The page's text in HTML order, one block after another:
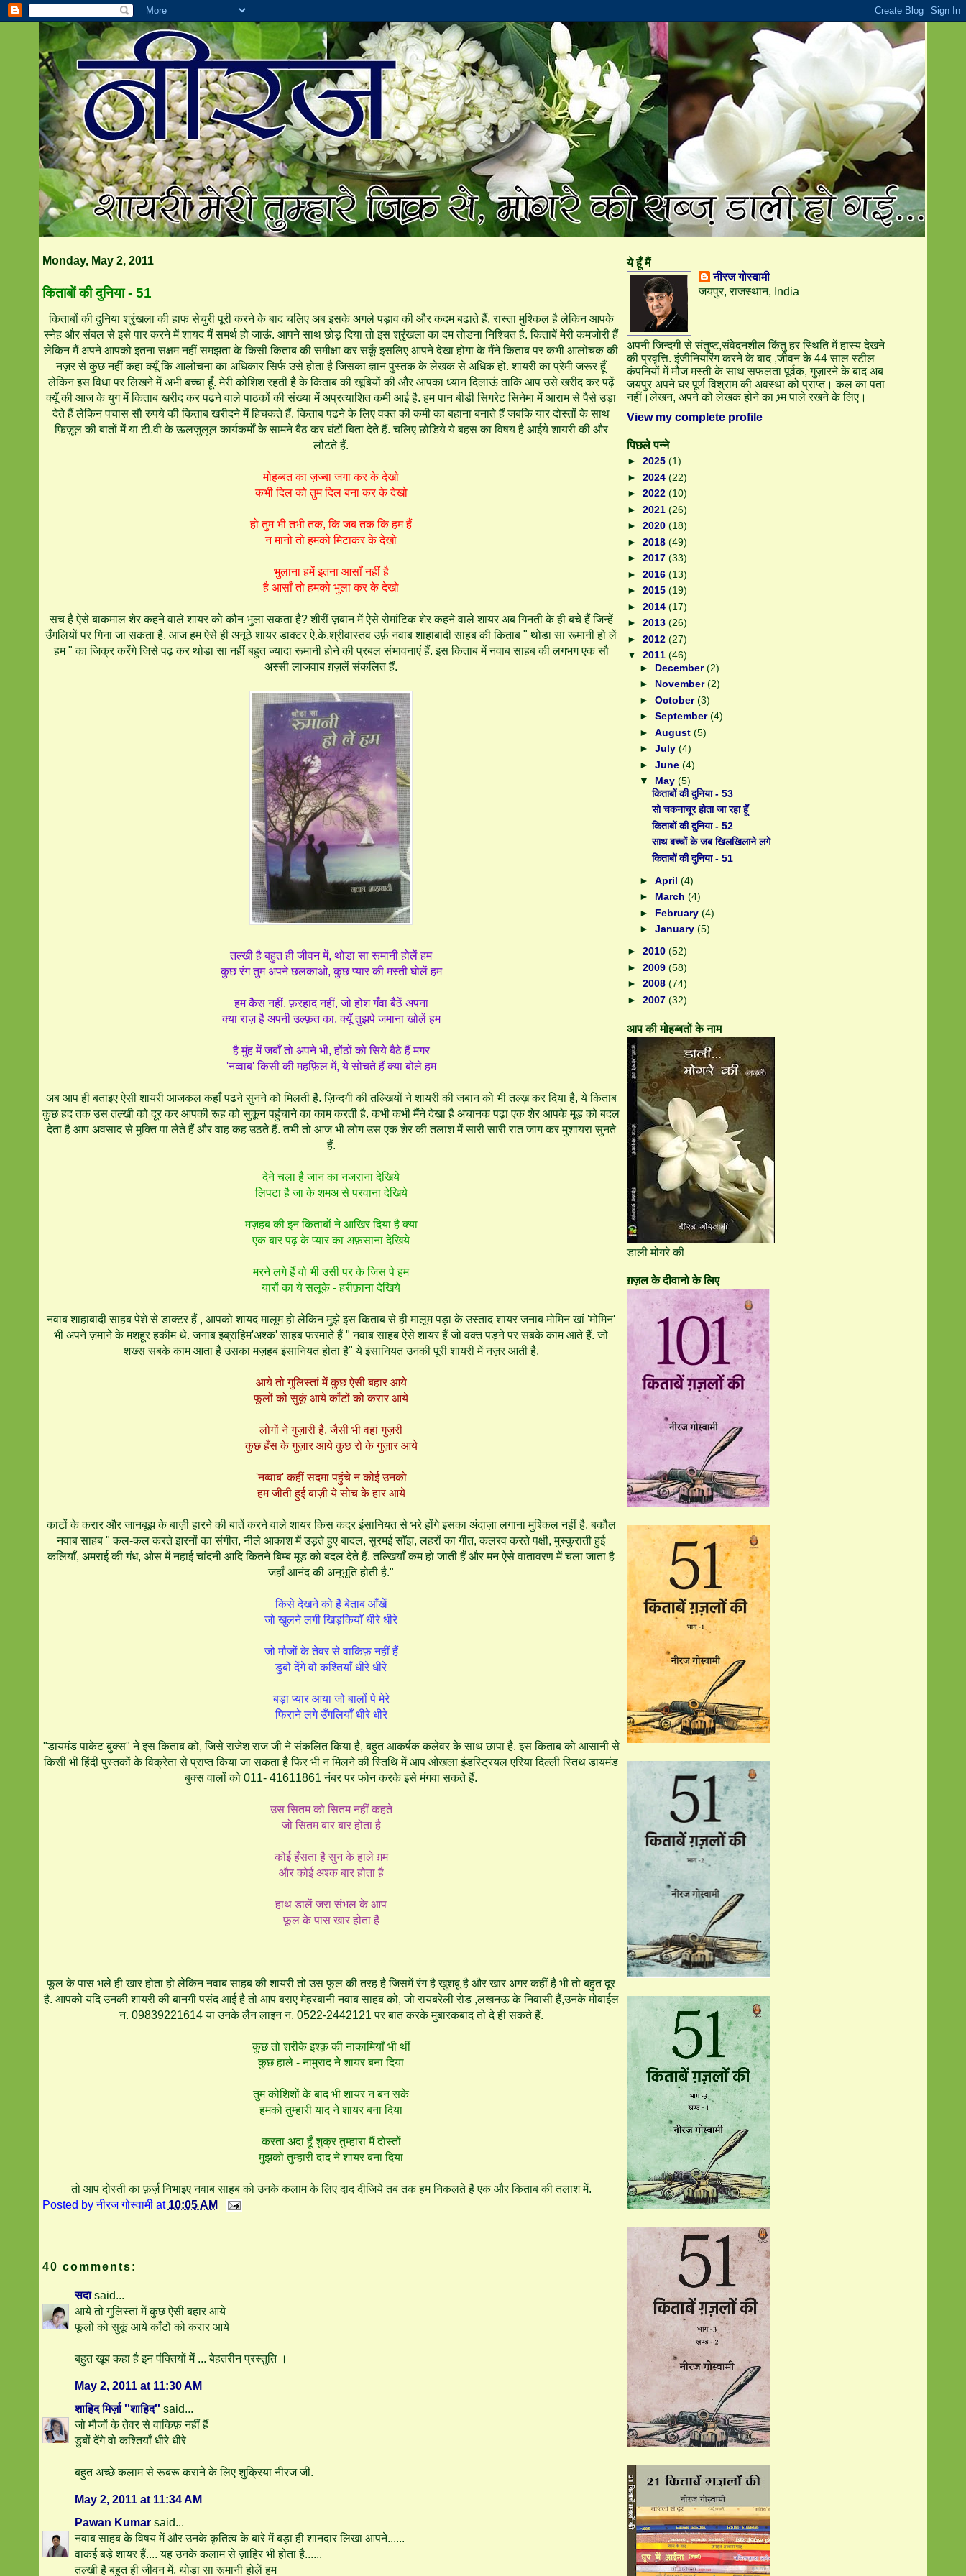
Monday, May 2, 2011
किताबों की दुनिया - 51
किताबों की दुनिया श्रृंखला की हाफ सेचुरी पूरी करने के बाद चलिए अब इसके अगले पड़ाव की और कदम बढाते हैं. रास्ता मुश्किल है लेकिन आपके
स्नेह और संबल से इसे पार करने में शायद मैं समर्थ हो जाऊं. आपने साथ छोड़ दिया तो इस श्रृंखला का दम तोडना निश्चित है. किताबें मेरी कमजोरी हैं
लेकिन मैं अपने आपको इतना सक्षम नहीं समझता के किसी किताब की समीक्षा कर सकूँ इसलिए आपने देखा होगा के मैंने किताब पर कभी आलोचक की
नज़र से कुछ नहीं कहा क्यूँ कि आलोचना का अधिकार सिर्फ उसे होता है जिसका ज्ञान पुस्तक के लेखक से अधिक हो. शायरी का प्रेमी जरूर हूँ
लेकिन इस विधा पर लिखने में अभी बच्चा हूँ. मेरी कोशिश रहती है के किताब की खूबियों की और आपका ध्यान दिलाऊं ताकि आप उसे खरीद कर पढ़ें
क्यूँ की आज के युग में किताब खरीद कर पढने वाले पाठकों की संख्या में अप्रत्याशित कमी आई है. हम पान बीडी सिगरेट सिनेमा में आराम से पैसे उड़ा
देते हैं लेकिन पचास सौ रुपये की किताब खरीदने में हिचकते हैं. किताब पढने के लिए वक्त की कमी का बहाना बनाते हैं जबकि यार दोस्तों के साथ
फ़िज़ूल की बातों में या टी.वी के ऊलजुलूल कार्यकर्मों के सामने बैठ कर घंटों बिता देते हैं. चलिए छोडिये ये बहस का विषय है आईये शायरी की और
लौटते हैं.
मोहब्बत का ज़ज्बा जगा कर के देखो
कभी दिल को तुम दिल बना कर के देखो
हो तुम भी तभी तक, कि जब तक कि हम हैं
न मानो तो हमको मिटाकर के देखो
भुलाना हमें इतना आसाँ नहीं है
है आसाँ तो हमको भुला कर के देखो
सच है ऐसे बाकमाल शेर कहने वाले शायर को कौन भुला सकता है? शीरीं ज़बान में ऐसे रोमांटिक शेर कहने वाले शायर अब गिनती के ही बचे हैं जिन्हें
उँगलियों पर गिना जा सकता है. आज हम ऐसे ही अनूठे शायर डाक्टर ऐ.के.श्रीवास्तव उर्फ़ नवाब शाहाबादी साहब की किताब " थोडा सा रूमानी हो लें
हम " का जिक्र करेंगे जिसे पढ़ कर थोडा सा नहीं बहुत ज्यादा रूमानी होने की प्रबल संभावनाएं हैं. इस किताब में नवाब साहब की लगभग एक सौ
अस्सी लाजवाब ग़ज़लें संकलित हैं.
तल्खी है बहुत ही जीवन में, थोडा सा रूमानी होलें हम
कुछ रंग तुम अपने छलकाओ, कुछ प्यार की मस्ती घोलें हम
हम कैस नहीं, फ़रहाद नहीं, जो होश गँवा बैठें अपना
क्या राज़ है अपनी उल्फ़त का, क्यूँ तुझपे जमाना खोलें हम
है मुंह में जबाँ तो अपने भी, होंठों को सिये बैठे हैं मगर
'नव्वाब' किसी की महफ़िल में, ये सोचते हैं क्या बोले हम
अब आप ही बताइए ऐसी शायरी आजकल कहाँ पढने सुनने को मिलती है. ज़िन्दगी की तल्खियों ने शायरी की जबान को भी तल्ख़ कर दिया है, ये किताब
कुछ हद तक उस तल्खी को दूर कर आपकी रूह को सुकून पहुंचाने का काम करती है. कभी कभी मैंने देखा है अचानक पढ़ा एक शेर आपके मूड को बदल
देता है आप अवसाद से मुक्ति पा लेते हैं और वाह कह उठते हैं. तभी तो आज भी लोग उस एक शेर की तलाश में सारी सारी रात जाग कर मुशायरा सुनते
हैं.
देने चला है जान का नजराना देखिये
लिपटा है जा के शमअ से परवाना देखिये
मज़हब की इन किताबों ने आखिर दिया है क्या
एक बार पढ़ के प्यार का अफ़साना देखिये
मरने लगे हैं वो भी उसी पर के जिस पे हम
यारों का ये सलूके - हरीफ़ाना देखिये
नवाब शाहाबादी साहब पेशे से डाक्टर हैं , आपको शायद मालूम हो लेकिन मुझे इस किताब से ही मालूम पड़ा के उस्ताद शायर जनाब मोमिन खां 'मोमिन'
भी अपने ज़माने के मशहूर हकीम थे. जनाब इब्राहिम'अश्क' साहब फरमाते हैं " नवाब साहब ऐसे शायर हैं जो वक्त पड़ने पर सबके काम आते हैं. जो
शख्स सबके काम आता है उसका मज़हब इंसानियत होता है" ये इंसानियत उनकी पूरी शायरी में नज़र आती है.
आये तो गुलिस्तां में कुछ ऐसी बहार आये
फूलों को सुकूं आये काँटों को करार आये
लोगों ने गुज़ारी है, जैसी भी वहां गुज़री
कुछ हँस के गुज़ार आये कुछ रो के गुज़ार आये
'नव्वाब' कहीं सदमा पहुंचे न कोई उनको
हम जीती हुई बाज़ी ये सोच के हार आये
काटों के करार और जानबूझ के बाज़ी हारने की बातें करने वाले शायर किस कदर इंसानियत से भरे होंगे इसका अंदाज़ा लगाना मुश्किल नहीं है. बकौल
नवाब साहब " कल-कल करते झरनों का संगीत, नीले आकाश में उड़ते हुए बादल, सुरमई साँझ, लहरों का गीत, कलरव करते पक्षी, मुस्कुराती हुई
कलियाँ, अमराई की गंध, ओस में नहाई चांदनी आदि कितने बिम्ब मूड को बदल देते हैं. तल्खियाँ कम हो जाती हैं और मन ऐसे वातावरण में चला जाता है
जहाँ आनंद की अनूभूति होती है."
किसे देखने को हैं बेताब आँखें
जो खुलने लगी खिड़कियाँ धीरे धीरे
जो मौजों के तेवर से वाकिफ़ नहीं हैं
डुबों देंगे वो कश्तियाँ धीरे धीरे
बड़ा प्यार आया जो बालों पे मेरे
फिराने लगे उँगलियाँ धीरे धीरे
"डायमंड पाकेट बुक्स" ने इस किताब को, जिसे राजेश राज जी ने संकलित किया है, बहुत आकर्षक कलेवर के साथ छापा है. इस किताब को आसानी से
किसी भी हिंदी पुस्तकों के विक्रेता से प्राप्त किया जा सकता है फिर भी न मिलने की स्तिथि में आप ओखला इंडस्ट्रियल एरिया दिल्ली स्तिथ डायमंड
बुक्स वालों को 011- 41611861 नंबर पर फोन करके इसे मंगवा सकते हैं.
उस सितम को सितम नहीं कहते
जो सितम बार बार होता है
कोई हँसता है सुन के हाले ग़म
और कोई अश्क बार होता है
हाथ डालें जरा संभल के आप
फूल के पास खार होता है
फूल के पास भले ही खार होता हो लेकिन नवाब साहब की शायरी तो उस फूल की तरह है जिसमें रंग है खुशबू है और खार अगर कहीं है भी तो बहुत दूर
है. आपको यदि उनकी शायरी की बानगी पसंद आई है तो आप बराए मेहरबानी नवाब साहब को, जो रायबरेली रोड ,लखनऊ के निवासी हैं,उनके मोबाईल
न. 09839221614 या उनके लैन लाइन न. 0522-2442121 पर बात करके मुबारकबाद तो दे ही सकते हैं.
कुछ तो शरीके इश्क़ की नाकामियाँ भी थीं
कुछ हाले - नामुराद ने शायर बना दिया
तुम कोशिशों के बाद भी शायर न बन सके
हमको तुम्हारी याद ने शायर बना दिया
करता अदा हूँ शुक्र तुम्हारा मैं दोस्तों
मुझको तुम्हारी दाद ने शायर बना दिया
तो आप दोस्ती का फ़र्ज़ निभाइए नवाब साहब को उनके कलाम के लिए दाद दीजिये तब तक हम निकलते हैं एक और किताब की तलाश में.
Posted byनीरज गोस्वामी at 10:05 AM
40 comments:
सदाsaid...
आये तो गुलिस्तां में कुछ ऐसी बहार आये
फूलों को सुकूं आये काँटों को करार आये
बहुत खूब कहा है इन पंक्तियों में ... बेहतरीन प्रस्‍तुति ।
May 2, 2011 at 11:30 AM
शाहिद मिर्ज़ा ''शाहिद'' said...
जो मौजों के तेवर से वाकिफ़ नहीं हैं
डुबों देंगे वो कश्तियाँ धीरे धीरे
बहुत अच्छे कलाम से रूबरू कराने के लिए शुक्रिया नीरज जी.
May 2, 2011 at 11:34 AM
Pawan Kumarsaid...
नवाब साहब के विषय में और उनके कृतित्व के बारे में बड़ा ही शानदार लिखा आपने......
वाकई बड़े शायर हैं.... यह उनके कलाम से ज़ाहिर भी होता है......
तल्खी है बहुत ही जीवन में, थोडा सा रूमानी होलें हम
ये हूँ मैं
नीरज गोस्वामी
जयपुर, राजस्थान, India
अपनी जिन्दगी से संतुष्ट,संवेदनशील किंतु हर स्थिति में हास्य देखने
की प्रवृत्ति. इंजीनियरिंग करने के बाद ,जीवन के 44 साल स्टील
कंपनियों में मौज मस्ती के साथ सफलता पूर्वक, गुज़ारने के बाद अब
जयपुर अपने घर पूर्ण विश्राम की अवस्था को प्राप्त। कल का पता
नहीं।लेखन, अपने को लेखक होने का भ्र्म पाले रखने के लिए।
View my complete profile
पिछले पन्ने
►2025(1)
►2024(22)
►2022(10)
►2021(26)
►2020(18)
►2018(49)
►2017(33)
►2016(13)
►2015(19)
►2014(17)
►2013(26)
►2012(27)
▼2011(46)
► December(2)
► November(2)
►October(3)
►September(4)
►August(5)
►July(4)
►June(4)
▼ May(5)
किताबों की दुनिया - 53
सो चकनाचूर होता जा रहा हूँ
किताबों की दुनिया - 52
साथ बच्चों के जब खिलखिलाने लगे
किताबों की दुनिया - 51
►April(4)
► March(4)
► February(4)
►January(5)
►2010(52)
►2009(58)
►2008(74)
►2007(32)
आप की मोहब्बतों के नाम
डाली मोगरे की
ग़ज़ल के दीवानो के लिए